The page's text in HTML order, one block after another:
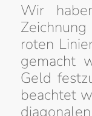
Wir
roten
gemacht
Geld
beachtet